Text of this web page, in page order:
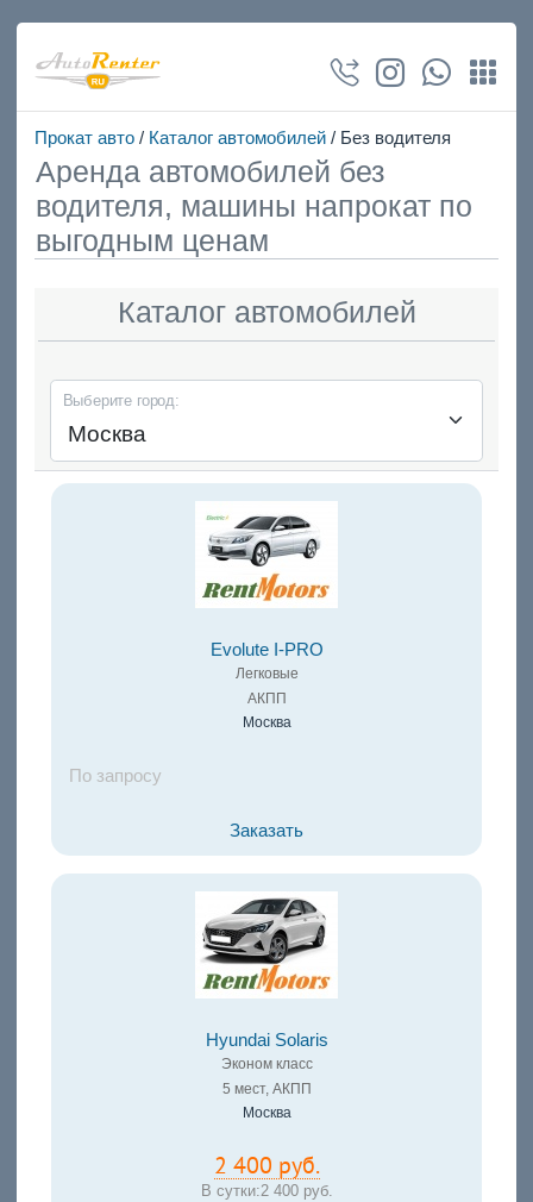
Прокат авто/ Каталог автомобилей/ Без водителя
Аренда автомобилей без
водителя, машины напрокат по
выгодным ценам
Каталог автомобилей
Выберите город:
Evolute I-PRO
Легковые
АКПП
Москва
По запросу
Заказать
Hyundai Solaris
Эконом класс
5 мест, АКПП
Москва
2 400 руб.
В сутки:2 400 руб.